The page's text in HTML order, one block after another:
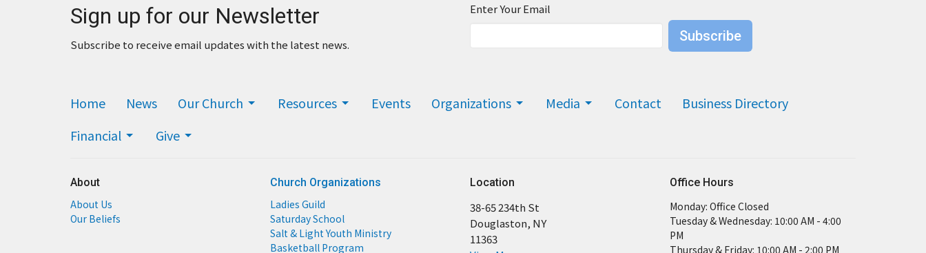
Sign up for our Newsletter
Subscribe to receive email updates with the latest news.
Enter Your Email
Subscribe
Home News Our Church Resources Events Organizations Media Contact
Business Directory
Financial
Give
About
About Us
Our Beliefs
Church Organizations
Ladies Guild
Saturday School
Salt & Light Youth Ministry
Basketball Program
Location
38-65 234th St
Douglaston, NY
11363
Office Hours
Monday: Office Closed
Tuesday & Wednesday: 10:00 AM - 4:00
PM
Thursday & Friday: 10:00 AM - 2:00 PM